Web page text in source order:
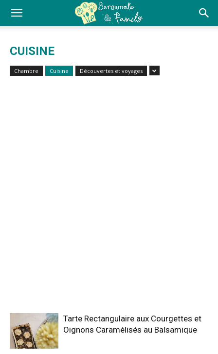
CUISINE
Chambre Cuisine Découvertes et voyages
Tarte Rectangulaire aux Courgettes et
Oignons Caramélisés au Balsamique